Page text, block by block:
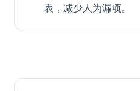
表，减少人为漏项。